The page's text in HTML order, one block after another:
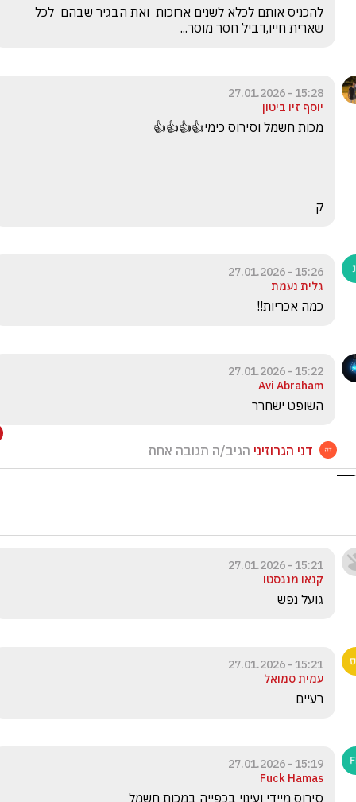
שארית חייו,דביל חסר מוסר...
15:28 - 27.01.2026
יוסף זיו ביטון
ק
15:26 - 27.01.2026
גלית נעמת
כמה אכריות!!
15:22 - 27.01.2026
Avi Abraham
השופט ישחרר
דני הגרוזיני הגיב/ה תגובה אחת
15:21 - 27.01.2026
קנאו מנגסטו
גועל נפש
15:21 - 27.01.2026
עמית סמואל
רעיים
15:19 - 27.01.2026
Fuck Hamas
סירוס מיידי ועינוי בכפייה במכות חשמל